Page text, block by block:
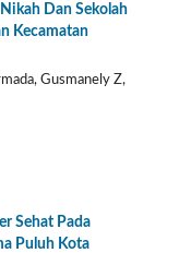
Dan Sekolah
Kecamatan
Gusmanely Z,
Sehat Pada
Puluh Kota